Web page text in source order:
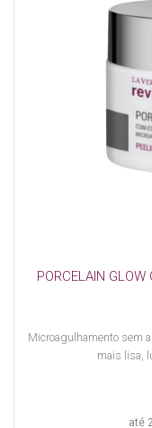
PORCELAIN
Microagulhamento sem
mais lisa,
até